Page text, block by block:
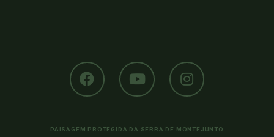
PAISAGEM PROTEGIDA DA SERRA DE MONTEJUNTO